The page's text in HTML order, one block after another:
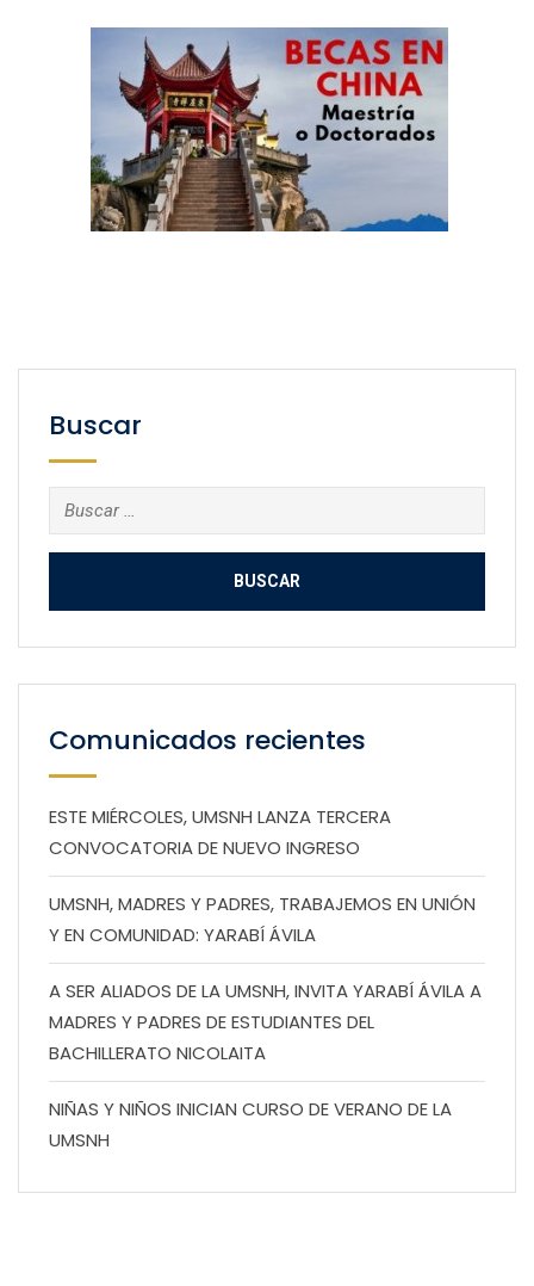
Buscar
Buscar:
Comunicados recientes
ESTE MIÉRCOLES, UMSNH LANZA TERCERA
CONVOCATORIA DE NUEVO INGRESO
UMSNH, MADRES Y PADRES, TRABAJEMOS EN UNIÓN
Y EN COMUNIDAD: YARABÍ ÁVILA
A SER ALIADOS DE LA UMSNH, INVITA YARABÍ ÁVILA A
MADRES Y PADRES DE ESTUDIANTES DEL
BACHILLERATO NICOLAITA
NIÑAS Y NIÑOS INICIAN CURSO DE VERANO DE LA
UMSNH